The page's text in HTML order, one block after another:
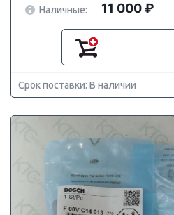
Наличные:
11 000 ₽
Срок поставки: В наличии